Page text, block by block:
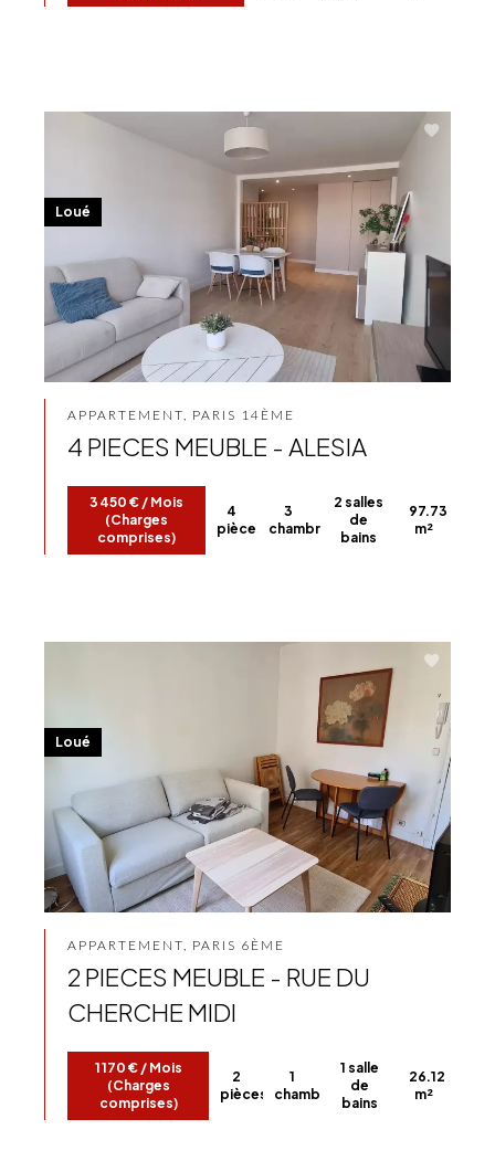
APPARTEMENT, PARIS 14ÈME
4 PIECES MEUBLE - ALESIA
3 450 € / Mois
(Charges
comprises)
4
pièces
3
chambres
2 salles
de
bains
97.73
m²
Loué
APPARTEMENT, PARIS 6ÈME
2 PIECES MEUBLE - RUE DU
CHERCHE MIDI
1 170 € / Mois
(Charges
comprises)
2
pièces
1
chambre
1 salle
de
bains
26.12
m²
Loué